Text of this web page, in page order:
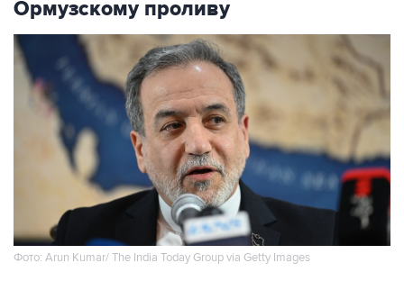
Ормузскому проливу
Фото: Arun Kumar/ The India Today Group via Getty Images